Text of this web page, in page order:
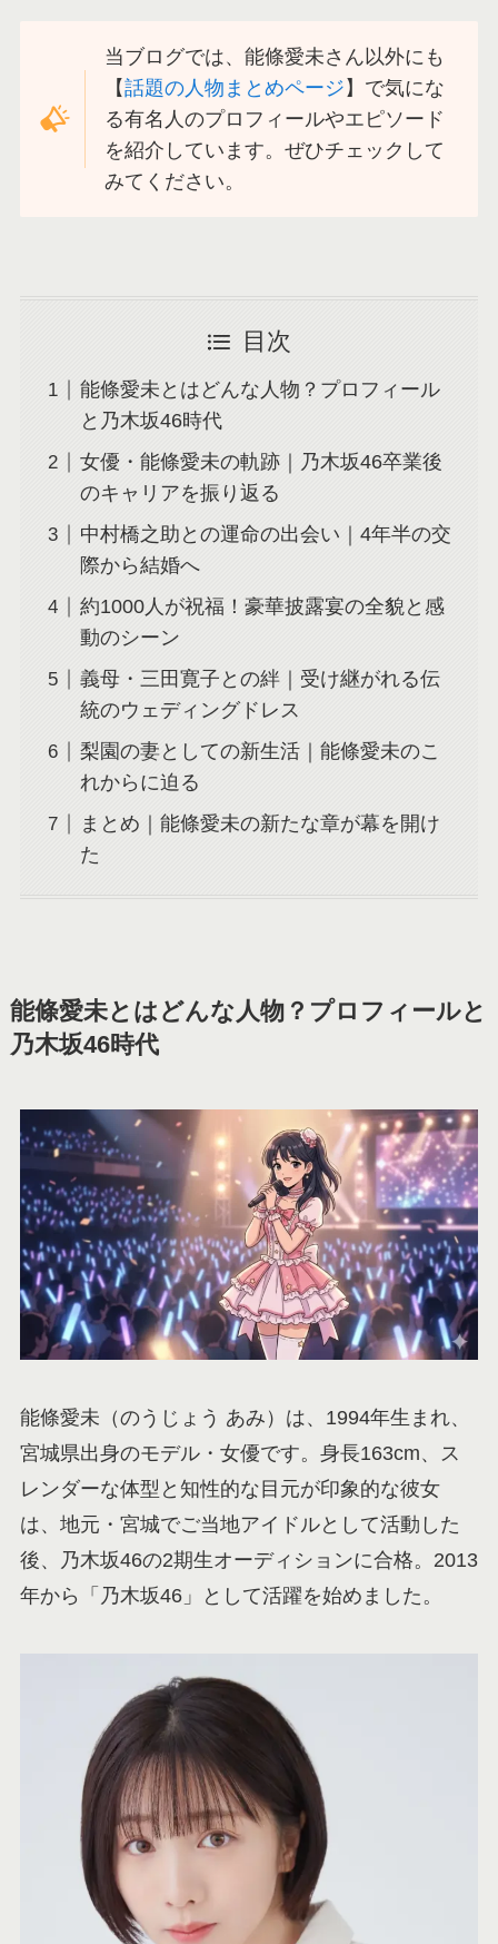
当ブログでは、能條愛未さん以外にも
【話題の人物まとめページ 】で気にな
る有名人のプロフィールやエピソード
を紹介しています。ぜひチェックして
みてください。
目次
能條愛未とはどんな人物？プロフィール
と乃木坂46時代
女優・能條愛未の軌跡｜乃木坂46卒業後
のキャリアを振り返る
中村橋之助との運命の出会い｜4年半の交
際から結婚へ
約1000人が祝福！豪華披露宴の全貌と感
動のシーン
義母・三田寛子との絆｜受け継がれる伝
統のウェディングドレス
梨園の妻としての新生活｜能條愛未のこ
れからに迫る
まとめ｜能條愛未の新たな章が幕を開け
た
能條愛未とはどんな人物？プロフィールと
乃木坂46時代
能條愛未（のうじょう あみ）は、1994年生まれ、
宮城県出身のモデル・女優です。身長163cm、ス
レンダーな体型と知性的な目元が印象的な彼女
は、地元・宮城でご当地アイドルとして活動した
後、乃木坂46の2期生オーディションに合格。2013
年から「乃木坂46」として活躍を始めました。